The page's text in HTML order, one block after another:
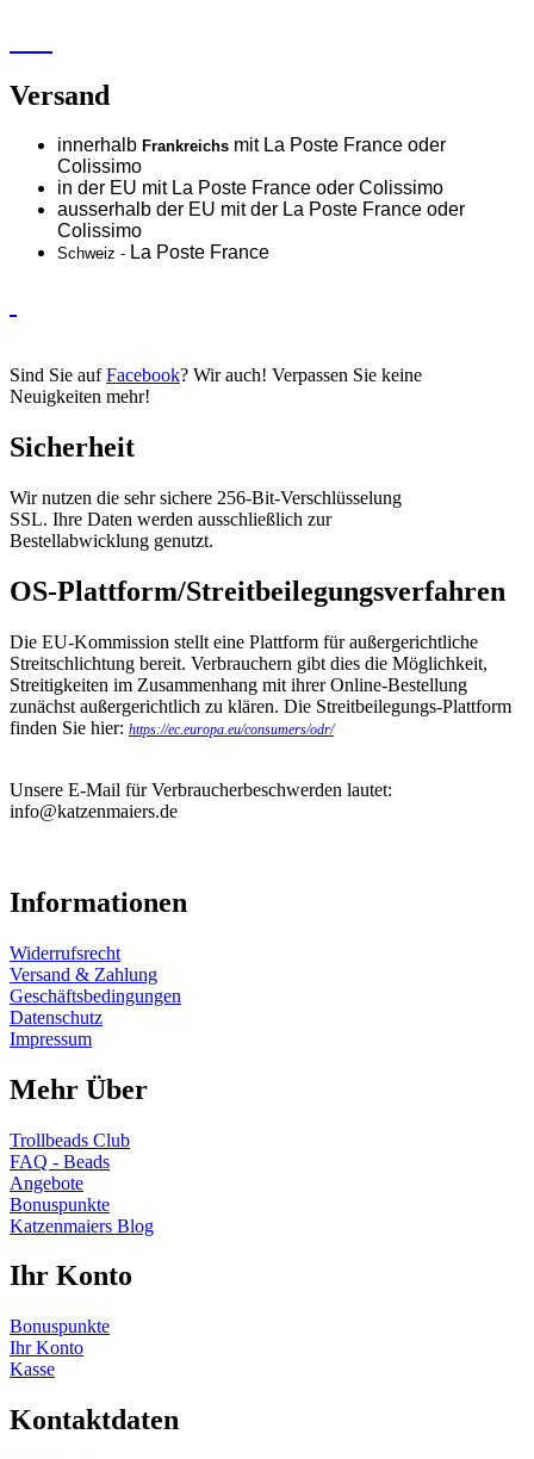
Versand
innerhalb Frankreichs mit La Poste France oder
Colissimo
in der EU mit La Poste France oder Colissimo
ausserhalb der EU mit der La Poste France oder
Colissimo
Schweiz - La Poste France
Sind Sie aufFacebook? Wir auch! Verpassen Sie keine
Neuigkeiten mehr!
Sicherheit
Wir nutzen die sehr sichere 256-Bit-Verschlüsselung
SSL. Ihre Daten werden ausschließlich zur
Bestellabwicklung genutzt.
OS-Plattform/Streitbeilegungsverfahren
Die EU-Kommission stellt eine Plattform für außergerichtliche
Streitschlichtung bereit. Verbrauchern gibt dies die Möglichkeit,
Streitigkeiten im Zusammenhang mit ihrer Online-Bestellung
zunächst außergerichtlich zu klären. Die Streitbeilegungs-Plattform
finden Sie hier: https://ec.europa.eu/consumers/odr/
Unsere E-Mail für Verbraucherbeschwerden lautet:
info@katzenmaiers.de
Informationen
Widerrufsrecht
Versand & Zahlung
Geschäftsbedingungen
Datenschutz
Impressum
Mehr Über
Trollbeads Club
FAQ - Beads
Angebote
Bonuspunkte
Katzenmaiers Blog
Ihr Konto
Bonuspunkte
Ihr Konto
Kasse
Kontaktdaten